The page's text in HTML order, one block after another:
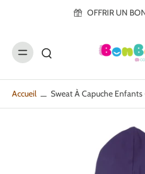
OFFRIR UN
Accueil Sweat À Capuche